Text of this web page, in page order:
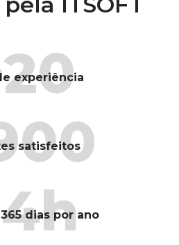
experiência
satisfeitos
dias por ano